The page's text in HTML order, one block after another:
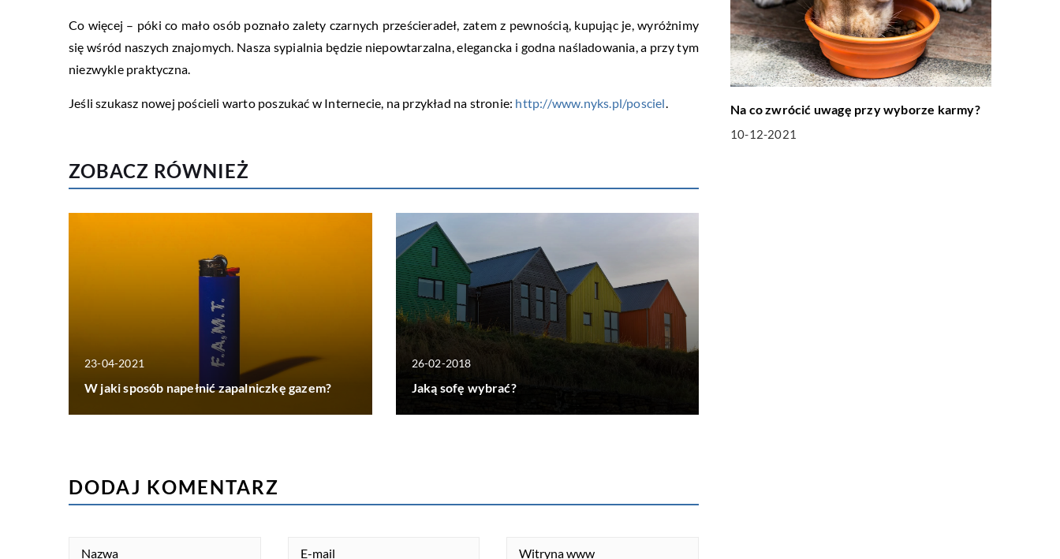
Co więcej – póki co mało osób poznało zalety czarnych prześcieradeł, zatem z pewnością, kupując je, wyróżnimy
się wśród naszych znajomych. Nasza sypialnia będzie niepowtarzalna, elegancka i godna naśladowania, a przy tym
niezwykle praktyczna.
Jeśli szukasz nowej pościeli warto poszukać w Internecie, na przykład na stronie: http://www.nyks.pl/posciel.
ZOBACZ RÓWNIEŻ
23-04-2021
W jaki sposób napełnić zapalniczkę gazem?
26-02-2018
Jaką sofę wybrać?
Na co zwrócić uwagę przy wyborze karmy?
10-12-2021
DODAJ KOMENTARZ